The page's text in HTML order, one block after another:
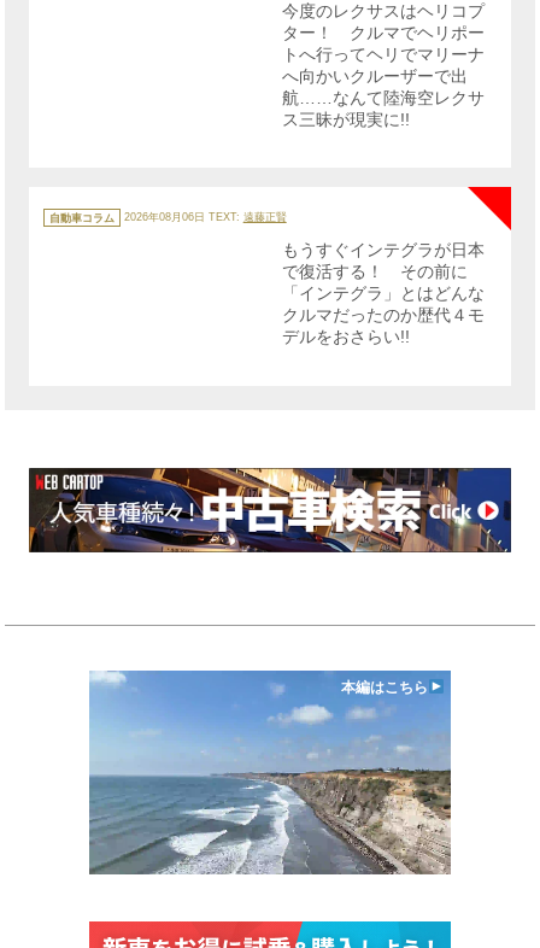
今度のレクサスはヘリコプ
ター！ クルマでヘリポー
トへ行ってヘリでマリーナ
へ向かいクルーザーで出
航……なんて陸海空レクサ
ス三昧が現実に!!
テ
ゴ
自動車コラム 2026年08月06日 TEXT: 遠藤正賢
もうすぐインテグラが日本
で復活する！ その前に
「インテグラ」とはどんな
クルマだったのか歴代４モ
デルをおさらい!!
本編はこちら